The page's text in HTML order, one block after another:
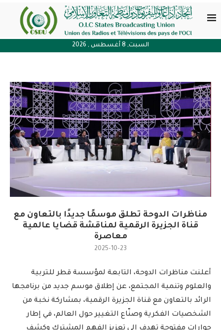
السبت, 8 أغسطس , 2026
مناظرات الدوحة تطلق موسمًا جديدًا بالتعاون مع
قناة الجزيرة الرقمية لمناقشة قضايا عالمية
معاصرة
2025-10-23
أعلنت مناظرات الدوحة، التابعة لمؤسسة قطر للتربية
والعلوم وتنمية المجتمع، عن إطلاق موسم جديد من برنامجها
الرائد بالتعاون مع قناة الجزيرة الرقمية، بمشاركة نخبة من
الشخصيات الفكرية وصنّاع التغيير حول العالم، في إطار